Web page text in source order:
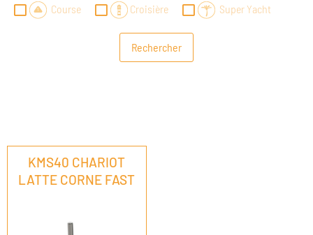
Course Croisière Super Yacht
KMS40 CHARIOT
LATTE CORNE FAST